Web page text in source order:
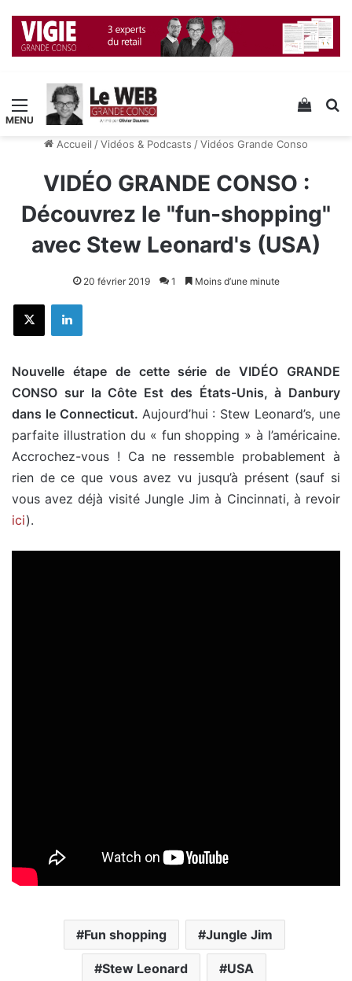
Menu Voir
Accueil /Vidéos & Podcasts /Vidéos Grande Conso
VIDÉO GRANDE CONSO :
Découvrez le "fun-shopping"
avec Stew Leonard's (USA)
20 février 2019 1 Moins d’une minute
X Linkedin
Nouvelle étape de cette série de VIDÉO GRANDE
CONSO sur la Côte Est des États-Unis, à Danbury
dans le Connecticut. Aujourd’hui : Stew Leonard’s, une
parfaite illustration du « fun shopping » à l’américaine.
Accrochez-vous ! Ca ne ressemble probablement à
rien de ce que vous avez vu jusqu’à présent (sauf si
vous avez déjà visité Jungle Jim à Cincinnati, à revoir
ici).
Fun shopping Jungle Jim
Stew Leonard USA